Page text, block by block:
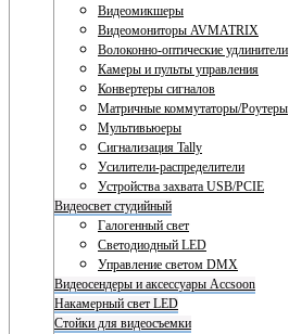
Видеомикшеры
Видеомониторы AVMATRIX
Волоконно-оптические удлинители
Камеры и пульты управления
Конвертеры сигналов
Матричные коммутаторы/Роутеры
Мультивьюеры
Сигнализация Tally
Усилители-распределители
Устройства захвата USB/PCIE
Видеосвет студийный
Галогенный свет
Светодиодный LED
Управление светом DMX
Видеосендеры и аксессуары Accsoon
Накамерный свет LED
Стойки для видеосъемки